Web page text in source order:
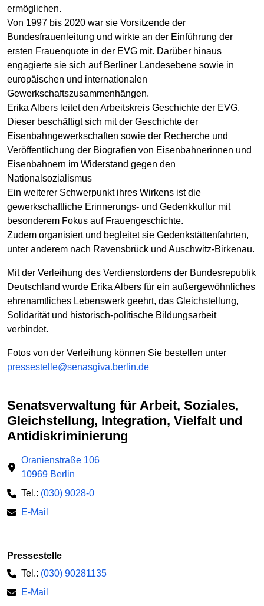
ermöglichen.
Von 1997 bis 2020 war sie Vorsitzende der
Bundesfrauenleitung und wirkte an der Einführung der
ersten Frauenquote in der EVG mit. Darüber hinaus
engagierte sie sich auf Berliner Landesebene sowie in
europäischen und internationalen
Gewerkschaftszusammenhängen.
Erika Albers leitet den Arbeitskreis Geschichte der EVG.
Dieser beschäftigt sich mit der Geschichte der
Eisenbahngewerkschaften sowie der Recherche und
Veröffentlichung der Biografien von Eisenbahnerinnen und
Eisenbahnern im Widerstand gegen den
Nationalsozialismus
Ein weiterer Schwerpunkt ihres Wirkens ist die
gewerkschaftliche Erinnerungs- und Gedenkkultur mit
besonderem Fokus auf Frauengeschichte.
Zudem organisiert und begleitet sie Gedenkstättenfahrten,
unter anderem nach Ravensbrück und Auschwitz-Birkenau.
Mit der Verleihung des Verdienstordens der Bundesrepublik
Deutschland wurde Erika Albers für ein außergewöhnliches
ehrenamtliches Lebenswerk geehrt, das Gleichstellung,
Solidarität und historisch-politische Bildungsarbeit
verbindet.
Fotos von der Verleihung können Sie bestellen unter
pressestelle@senasgiva.berlin.de
Senatsverwaltung für Arbeit, Soziales,
Gleichstellung, Integration, Vielfalt und
Antidiskriminierung
Oranienstraße 106
10969 Berlin
Tel.: (030) 9028-0
E-Mail
Pressestelle
Tel.: (030) 90281135
E-Mail